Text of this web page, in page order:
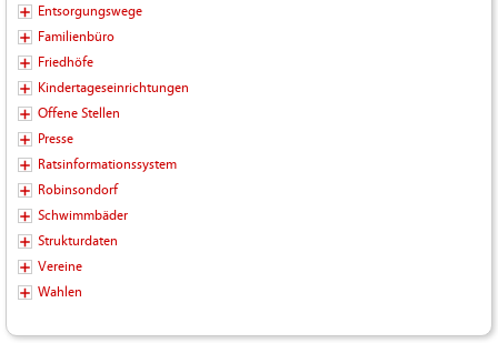
Entsorgungswege
Familienbüro
Friedhöfe
Kindertageseinrichtungen
Offene Stellen
Presse
Ratsinformationssystem
Robinsondorf
Schwimmbäder
Strukturdaten
Vereine
Wahlen